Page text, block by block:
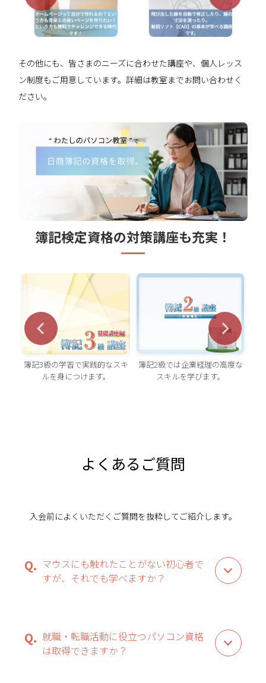
その他にも、皆さまのニーズに合わせた講座や、個人レッス
ン制度もご用意しています。詳細は教室までお問い合わせく
ださい。
簿記検定資格の対策講座も充実！
簿記3級の学習で実践的なスキ
ルを身につけます。
簿記2級では企業経理の高度な
スキルを学びます。
よくあるご質問
入会前によくいただくご質問を抜粋してご紹介します。
マウスにも触れたことがない初心者で
すが、それでも学べますか？
就職・転職活動に役立つパソコン資格
は取得できますか？